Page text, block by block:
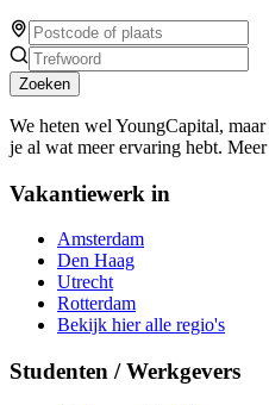
Zoeken
We heten wel YoungCapital,
je al wat meer ervaring hebt.
Vakantiewerk in
Amsterdam
Den Haag
Utrecht
Rotterdam
Bekijk hier alle regio's
Studenten / Werkgevers